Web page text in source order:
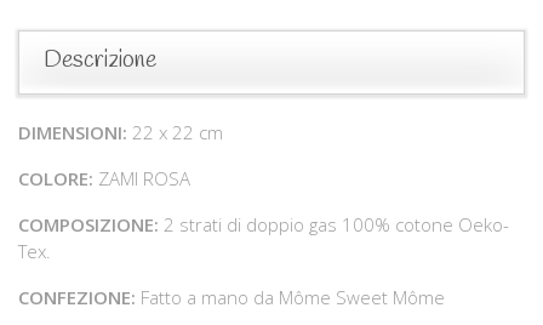
Descrizione
DIMENSIONI: 22 x 22 cm
COLORE: ZAMI ROSA
COMPOSIZIONE: 2 strati di doppio gas 100% cotone Oeko-
Tex.
CONFEZIONE: Fatto a mano da Môme Sweet Môme